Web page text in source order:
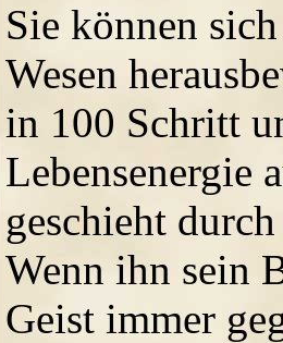
Sie können
Wesen
in 100 Schritt
Lebensenergie
geschieht
Wenn ihn sein
Geist immer